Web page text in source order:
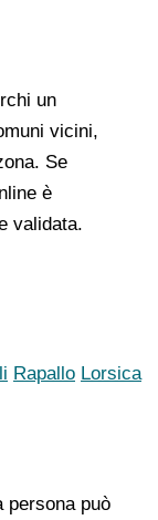
un
vicini,
Se
è
validata.
Rapallo Lorsica
persona può